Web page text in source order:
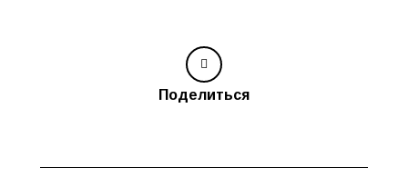
Поделиться